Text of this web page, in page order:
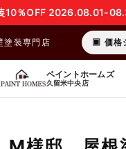
10％OFF 2026.08.01-
塗装専門店 価格
ペイントホームズ
久留米中央店